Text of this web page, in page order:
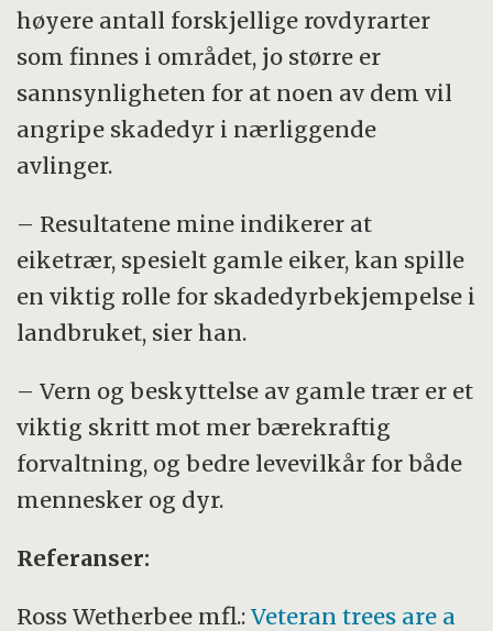
høyere antall forskjellige rovdyrarter
som finnes i området, jo større er
sannsynligheten for at noen av dem vil
angripe skadedyr i nærliggende
avlinger.
– Resultatene mine indikerer at
eiketrær, spesielt gamle eiker, kan spille
en viktig rolle for skadedyrbekjempelse i
landbruket, sier han.
– Vern og beskyttelse av gamle trær er et
viktig skritt mot mer bærekraftig
forvaltning, og bedre levevilkår for både
mennesker og dyr.
Referanser:
Ross Wetherbee mfl.:Veteran trees are a